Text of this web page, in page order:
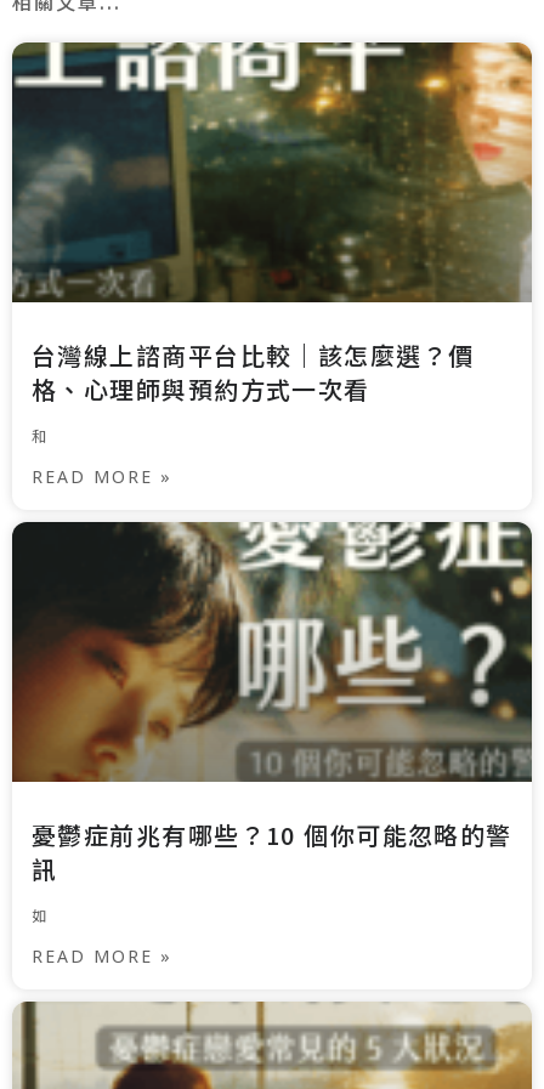
台灣線上諮商平台比較｜該怎麼選？價
格、心理師與預約方式一次看
和
READ MORE »
憂鬱症前兆有哪些？10 個你可能忽略的警
訊
如
READ MORE »